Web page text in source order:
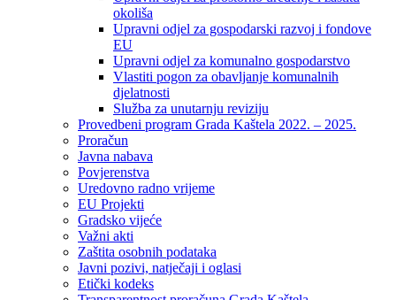
okoliša
Upravni odjel za gospodarski razvoj i fondove
EU
Upravni odjel za komunalno gospodarstvo
Vlastiti pogon za obavljanje komunalnih
djelatnosti
Služba za unutarnju reviziju
Provedbeni program Grada Kaštela 2022. – 2025.
Proračun
Javna nabava
Povjerenstva
Uredovno radno vrijeme
EU Projekti
Gradsko vijeće
Važni akti
Zaštita osobnih podataka
Javni pozivi, natječaji i oglasi
Etički kodeks